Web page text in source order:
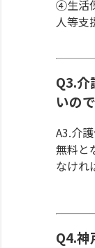
④生活
人等支
Q3.
いの
A3.介
無料と
なけれ
Q4.神